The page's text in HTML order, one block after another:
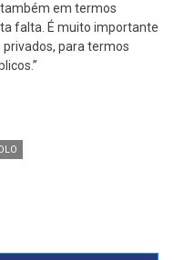
em termos
falta. É muito importante
para termos